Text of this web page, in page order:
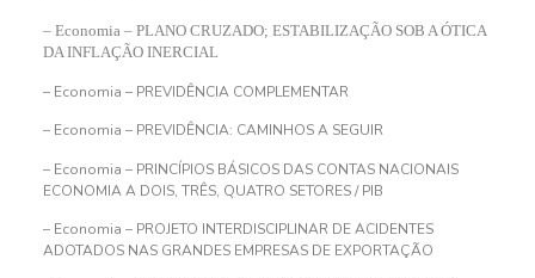
– Economia – PLANO CRUZADO; ESTABILIZAÇÃO SOB A ÓTICA
DA INFLAÇÃO INERCIAL
– Economia – PREVIDÊNCIA COMPLEMENTAR
– Economia – PREVIDÊNCIA: CAMINHOS A SEGUIR
– Economia – PRINCÍPIOS BÁSICOS DAS CONTAS NACIONAIS
ECONOMIA A DOIS, TRÊS, QUATRO SETORES / PIB
– Economia – PROJETO INTERDISCIPLINAR DE ACIDENTES
ADOTADOS NAS GRANDES EMPRESAS DE EXPORTAÇÃO